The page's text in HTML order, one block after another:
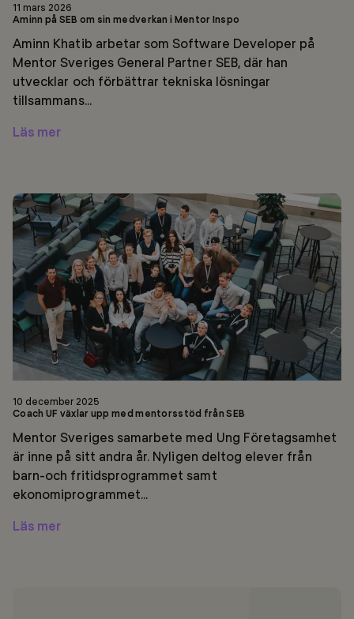
11 mars 2026
Aminn på SEB om sin medverkan i Mentor Inspo
Aminn Khatib arbetar som Software Developer på
Mentor Sveriges General Partner SEB, där han
utvecklar och förbättrar tekniska lösningar
tillsammans...
Läs mer
Coach
UF
växlar
upp
med
mentorsstöd
från
SEB
10 december 2025
Coach UF växlar upp med mentorsstöd från SEB
Mentor Sveriges samarbete med Ung Företagsamhet
är inne på sitt andra år. Nyligen deltog elever från
barn-och fritidsprogrammet samt
ekonomiprogrammet...
Läs mer